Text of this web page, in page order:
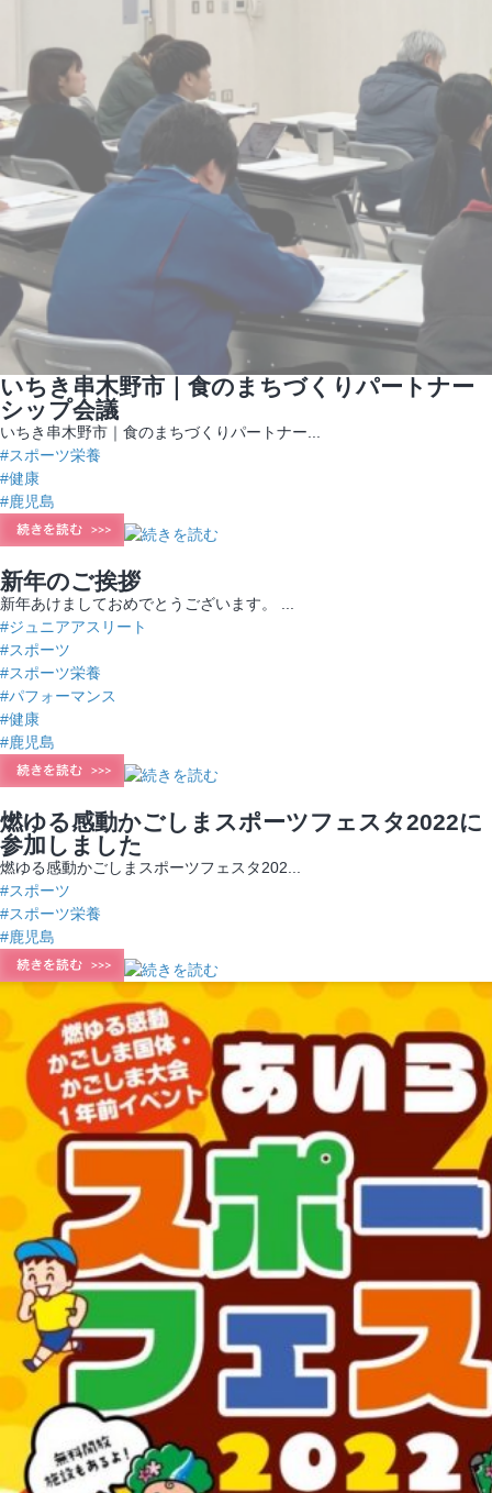
いちき串木野市｜食のまちづくりパートナー
シップ会議
いちき串木野市｜食のまちづくりパートナー...
#スポーツ栄養
#健康
#鹿児島
新年のご挨拶
新年あけましておめでとうございます。 ...
#ジュニアアスリート
#スポーツ
#スポーツ栄養
#パフォーマンス
#健康
#鹿児島
燃ゆる感動かごしまスポーツフェスタ2022に
参加しました
燃ゆる感動かごしまスポーツフェスタ202...
#スポーツ
#スポーツ栄養
#鹿児島